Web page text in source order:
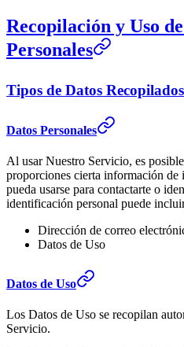
Recopilación y Uso
Personales
Tipos de Datos Recopilados
Datos Personales
Al usar Nuestro Servicio, es
proporciones cierta información de
pueda usarse para contactarte o
identificación personal puede
Dirección de correo
Datos de Uso
Datos de Uso
Los Datos de Uso se recopilan
Servicio.